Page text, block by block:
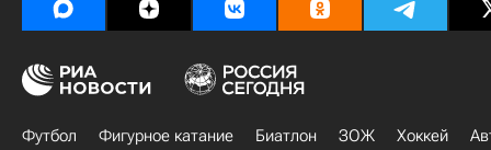
Футбол Фигурное катание Биатлон ЗОЖ Хоккей